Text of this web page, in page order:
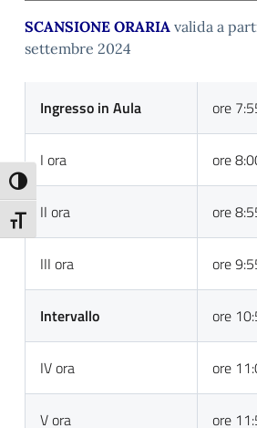
Attiva/disattiva alto contrasto
Attiva/disattiva dimensione testo
SCANSIONE ORARIA valida a
settembre 2024
Ingresso in Aula ore
I ora ore
II ora ore
III ora ore
Intervallo ore
IV ora ore
V ora ore